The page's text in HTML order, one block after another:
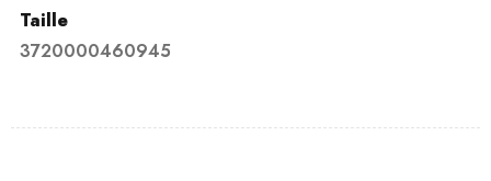
Taille
3720000460945